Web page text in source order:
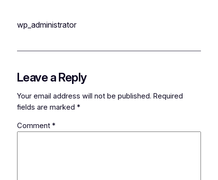
wp_administrator
Leave a Reply
Your email address will not be published. Required
fields are marked *
Comment *